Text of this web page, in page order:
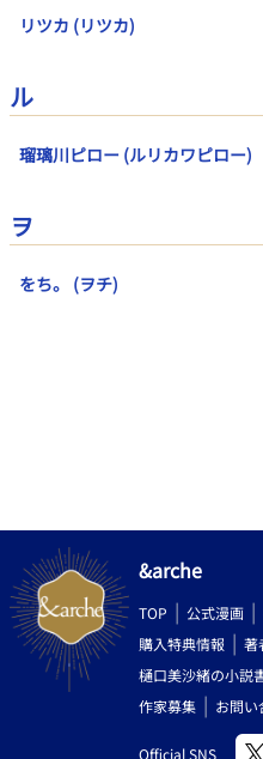
リツカ (リツカ)
ル
瑠璃川ピロー (ルリカワピロー)
ヲ
をち。 (ヲチ)
&arche
TOP 公式漫画
購入特典情報
著
樋口美沙緒の小説
作家募集
お問い
Official SNS